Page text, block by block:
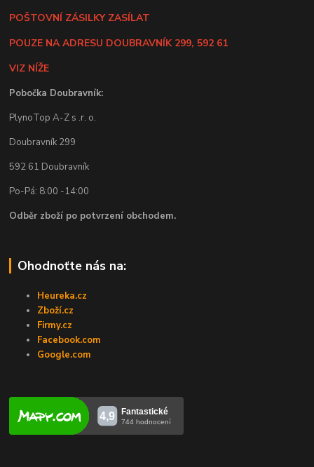
POŠTOVNÍ ZÁSILKY ZASÍLAT
POUZE NA ADRESU DOUBRAVNÍK 299, 592 61
VIZ NÍŽE
Pobočka Doubravník:
PlynoTop A-Z s .r. o.
Doubravník 299
592 61 Doubravník
Po-Pá: 8:00 -14:00
Odběr zboží po potvrzení obchodem.
Ohodnoťte nás na:
Heureka.cz
Zboží.cz
Firmy.cz
Facebook.com
Google.com